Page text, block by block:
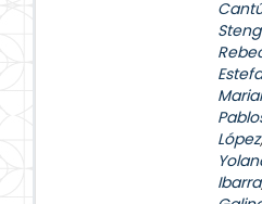
López
Ibarra